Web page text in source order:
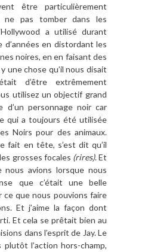
être particulièrement
ne pas tomber dans les
a utilisé durant
d’années en distordant les
noires, en en faisant des
une chose qu’il nous disait
d’être extrêmement
utilisez un objectif grand
d’un personnage noir car
qui a toujours été utilisée
Noirs pour des animaux.
fait en tête, s’est dit qu’il
grosses focales (rires). Et
nous avions lorsque nous
que c’était une belle
que nous pouvions faire
Et j’aime la façon dont
Et cela se prêtait bien au
dans l’esprit de Jay. Le
plutôt l’action hors-champ,